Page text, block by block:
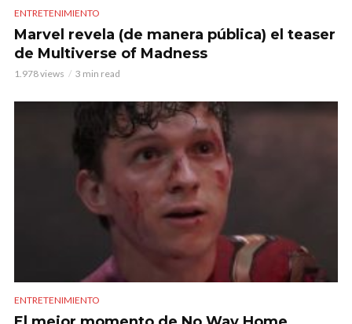
ENTRETENIMIENTO
Marvel revela (de manera pública) el teaser
de Multiverse of Madness
1.978 views 3 min read
ENTRETENIMIENTO